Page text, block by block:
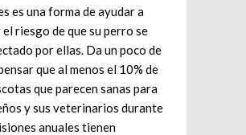
es una forma de ayudar a
riesgo de que su perro se
por ellas. Da un poco de
que al menos el 10% de
que parecen sanas para
y sus veterinarios durante
anuales tienen